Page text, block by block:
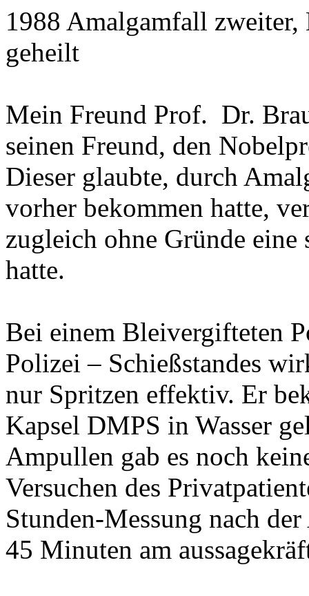
1988 Amalgamfall zweiter,
geheilt
Mein Freund Prof. Dr.
seinen Freund, den
Dieser glaubte, durch
vorher bekommen hatte,
zugleich ohne Gründe eine
hatte.
Bei einem Bleivergifteten
Polizei – Schießstandes
nur Spritzen effektiv. Er
Kapsel DMPS in Wasser
Ampullen gab es noch
Versuchen des
Stunden-Messung nach
45 Minuten am